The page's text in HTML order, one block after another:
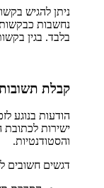
נחשבות כבקשות
בלבד. בגין
קבלת
הודעות בנוגע
ישירות לכתובת
והסטודנטיות.
דגשים חשובים